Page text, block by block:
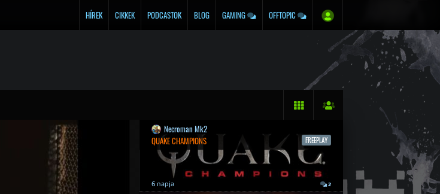
HÍREK CIKKEK PODCASTOK BLOG GAMING OFFTOPIC
Necroman Mk2
QUAKE CHAMPIONS
FREEPLAY
6 napja 2